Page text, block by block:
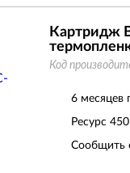
Картридж
Код
6 месяцев
Ресурс
Сообщить